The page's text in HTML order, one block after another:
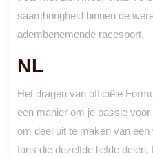
saamhorigheid binnen de
adembenemende racesport.
NL
Het dragen van officiële
een manier om je passie
om deel uit te maken van
fans die dezelfde liefde